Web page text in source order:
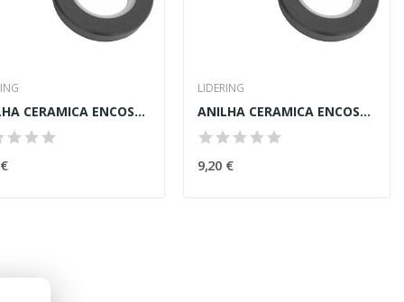
ANILHA CERAMICA ENCOSTO P/ BOMBA 16,0x35,0x8,0mm
LIDERING
ANILHA CERAMICA ENCOSTO P/ BOMBA 20,0x42,0x8,0mm
9,20 €